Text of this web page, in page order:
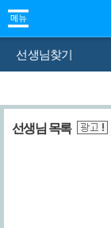
선생님찾기
선생님 목록